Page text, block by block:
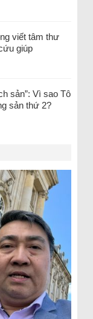
viết tâm thư
giúp
sản”: Vì sao Tô
sản thứ 2?